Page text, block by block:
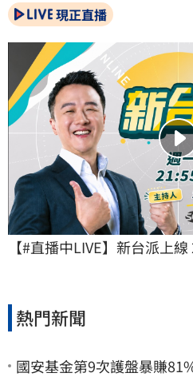
現正直播
【#直播中LIVE】新台派上
熱門新聞
國安基金第9次護盤暴賺